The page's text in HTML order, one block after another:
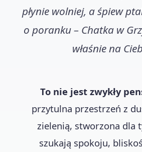
płynie wolniej, a śpiew
o poranku – Chatka w
właśnie na
To nie jest zwykły
przytulna przestrzeń z
zielenią, stworzona dla
szukają spokoju,